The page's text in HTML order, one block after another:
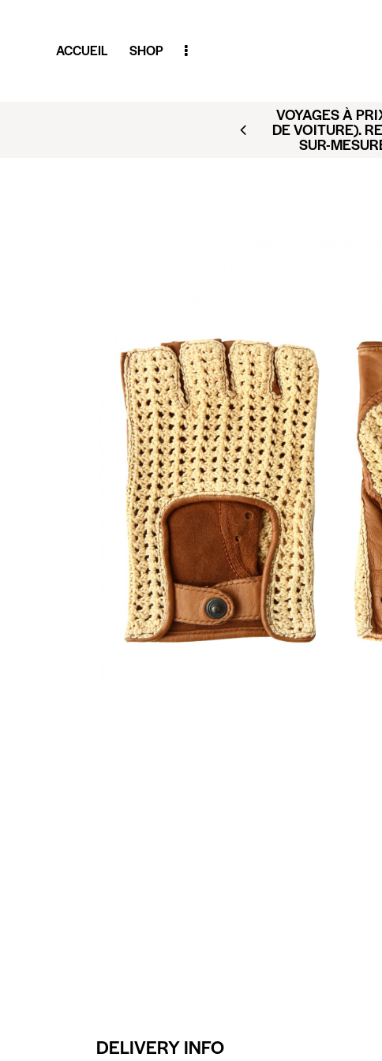
ACCUEIL SHOP
VOYAGES À
DE VOITURE).
SUR-
DELIVERY INFO